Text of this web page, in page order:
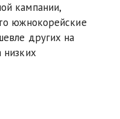
кампании,
южнокорейские
других на